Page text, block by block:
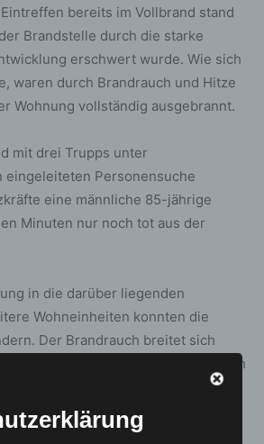
bereits im Vollbrand stand
Brandstelle durch die starke
erschwert wurde. Wie sich
waren durch Brandrauch und Hitze
Wohnung vollständig ausgebrannt.
mit drei Trupps unter
eingeleiteten Personensuche
eine männliche 85-jährige
Minuten nur noch tot aus der
in die darüber liegenden
Wohneinheiten konnten die
Der Brandrauch breitet sich
bis in die oberen Etagen
in der betroffenen
mit
Treppenraum des Gebäudes